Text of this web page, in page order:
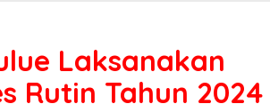
Laksanakan
Rutin Tahun 2024